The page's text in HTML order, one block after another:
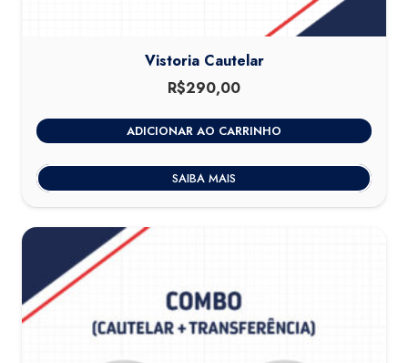
Vistoria Cautelar
R$290,00
ADICIONAR AO CARRINHO
SAIBA MAIS